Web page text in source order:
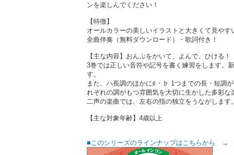
ンを楽しんでください！
【特徴】
オールカラーの美しいイラストと大きくて見やす
全曲伴奏（無料ダウンロード）・歌詞付き！
【主な内容】おんぷをかいて、よんで、ひける！
3巻では正しい音符や記号を書く練習をします。
す。
また、ハ長調のほかに♯・♭ 1つまでの長・短調
れぞれの調がもつ雰囲気を大切に生かした多彩
二声の楽曲では、左右の指の独立をうながします。
【主な対象年齢】4歳以上
■このシリーズのラインナップはこちらから →